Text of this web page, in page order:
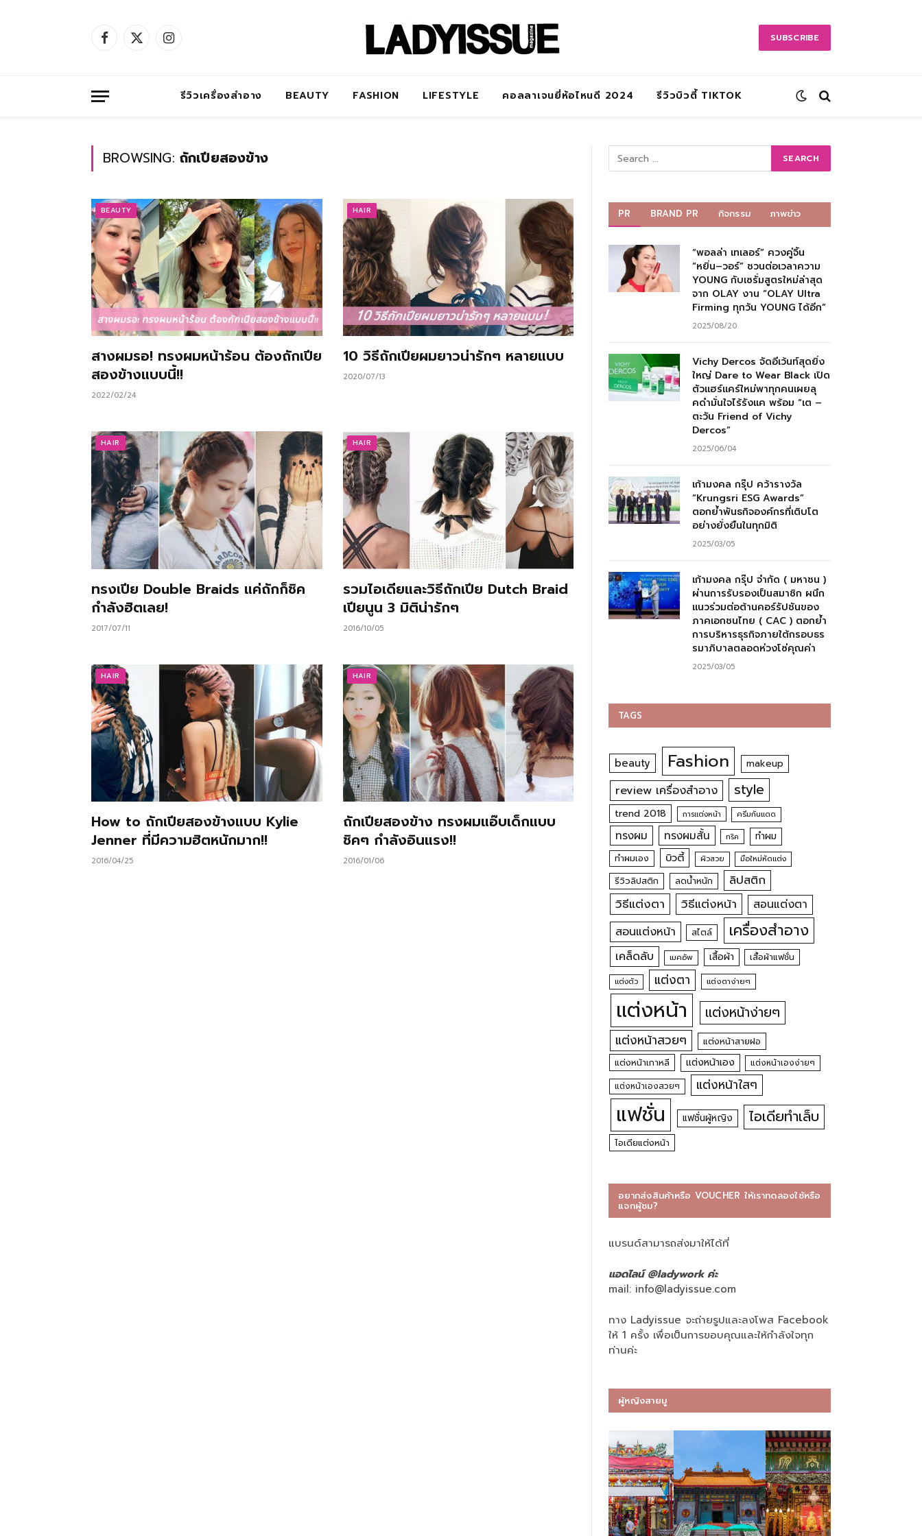
Facebook
X
Instagram SUBSCRIBE
รีวิวเครื่องสำอาง BEAUTY FASHION LIFESTYLE คอลลาเจนยี่ห้อไหนดี 2024 รีวิวบิวตี้ TIKTOK
BROWSING: ถักเปียสองข้าง
BEAUTY
สางผมรอ! ทรงผมหน้าร้อน ต้องถักเปีย
สองข้างแบบนี้!!
2022/02/24
HAIR
10 วิธีถักเปียผมยาวน่ารักๆ หลายแบบ
2020/07/13
HAIR
ทรงเปีย Double Braids แค่ถักก็ชิค
กำลังฮิตเลย!
2017/07/11
HAIR
รวมไอเดียและวิธีถักเปีย Dutch Braid
เปียนูน 3 มิติน่ารักๆ
2016/10/05
HAIR
How to ถักเปียสองข้างแบบ Kylie
Jenner ที่มีความฮิตหนักมาก!!
2016/04/25
HAIR
ถักเปียสองข้าง ทรงผมแอ๊บเด็กแบบ
ชิคๆ กำลังอินแรง!!
2016/01/06
PR BRAND PR กิจกรรม ภาพข่าว
“พอลล่า เทเลอร์” ควงคู่จิ้น
“หยิ่น–วอร์” ชวนต่อเวลาความ
YOUNG กับเซรั่มสูตรใหม่ล่าสุด
จาก OLAY งาน “OLAY Ultra
Firming ทุกวัน YOUNG ได้อีก”
2025/08/20
Vichy Dercos จัดอีเว้นท์สุดยิ่ง
ใหญ่ Dare to Wear Black เปิด
ตัวแฮร์แคร์ใหม่พาทุกคนเผยลุ
คดำมั่นใจไร้รังแค พร้อม “เต –
ตะวัน Friend of Vichy
Dercos”
2025/06/04
เก้ามงคล กรุ๊ป คว้ารางวัล
“Krungsri ESG Awards”
ตอกย้ำพันธกิจองค์กรที่เติบโต
อย่างยั่งยืนในทุกมิติ
2025/03/05
เก้ามงคล กรุ๊ป จำกัด ( มหาชน )
ผ่านการรับรองเป็นสมาชิก ผนึก
แนวร่วมต่อต้านคอร์รัปชันของ
ภาคเอกชนไทย ( CAC ) ตอกย้ำ
การบริหารธุรกิจภายใต้กรอบธร
รมาภิบาลตลอดห่วงโซ่คุณค่า
2025/03/05
TAGS
beauty Fashion makeup
review เครื่องสำอาง style
trend 2018 การแต่งหน้า ครีมกันแดด
ทรงผม ทรงผมสั้น ทริค ทำผม
ทำผมเอง บิวตี้ ผิวสวย มือใหม่หัดแต่ง
รีวิวลิปสติก ลดน้ำหนัก ลิปสติก
วิธีแต่งตา วิธีแต่งหน้า สอนแต่งตา
สอนแต่งหน้า สไตล์ เครื่องสำอาง
เคล็ดลับ เมคอัพ เสื้อผ้า เสื้อผ้าแฟชั่น
แต่งตัว แต่งตา แต่งตาง่ายๆ
แต่งหน้า แต่งหน้าง่ายๆ
แต่งหน้าสวยๆ
แต่งหน้าสายฝอ
แต่งหน้าเกาหลี
แต่งหน้าเอง
แต่งหน้าเองง่ายๆ
แต่งหน้าเองสวยๆ
แต่งหน้าใสๆ
แฟชั่น แฟชั่นผู้หญิง ไอเดียทำเล็บ
ไอเดียแต่งหน้า
อยากส่งสินค้าหรือ VOUCHER ให้เราทดลองใช้หรือ
แจกผู้ชม?
แบรนด์สามารถส่งมาให้ได้ที่
แอดไลน์ @ladywork ค่ะ
mail: info@ladyissue.com
ทาง Ladyissue จะถ่ายรูปและลงโพส Facebook
ให้ 1 ครั้ง เพื่อเป็นการขอบคุณและให้กำลังใจทุก
ท่านค่ะ
ผู้หญิงสายมู